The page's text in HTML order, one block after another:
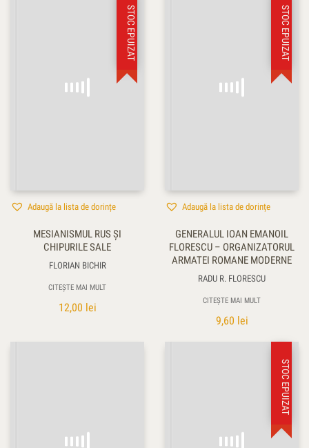
STOC EPUIZAT
Adaugă la lista de dorințe
MESIANISMUL RUS ŞI
CHIPURILE SALE
FLORIAN BICHIR
CITEȘTE MAI MULT
12,00 lei
STOC EPUIZAT
Adaugă la lista de dorințe
GENERALUL IOAN EMANOIL
FLORESCU – ORGANIZATORUL
ARMATEI ROMANE MODERNE
RADU R. FLORESCU
CITEȘTE MAI MULT
9,60 lei
STOC EPUIZAT